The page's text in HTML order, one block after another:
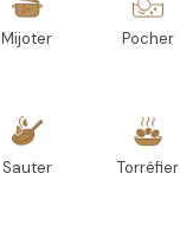
Mijoter Pocher
Sauter Torréfier